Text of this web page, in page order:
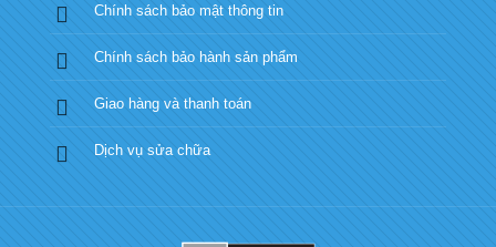
Chính sách bảo mật thông tin
Chính sách bảo hành sản phẩm
Giao hàng và thanh toán
Dịch vụ sửa chữa